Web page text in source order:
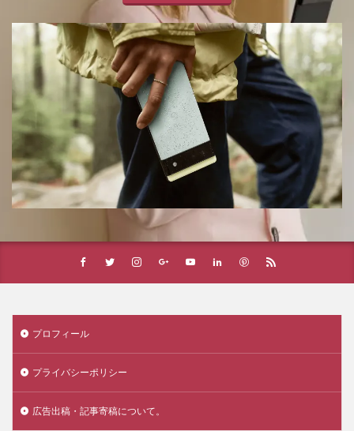
プロフィール
プライバシーポリシー
広告出稿・記事寄稿について。